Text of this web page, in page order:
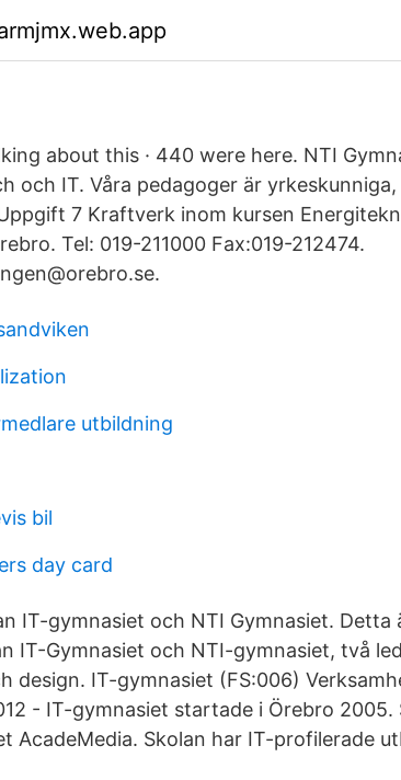
about this · 440 were here. NTI
och IT. Våra pedagoger är
7 Kraftverk inom kursen
Tel: 019-211000 Fax:019-212474.
utbildning
bil
day card
IT-gymnasiet och NTI Gymnasiet. Detta
IT-Gymnasiet och NTI-gymnasiet, två
design. IT-gymnasiet (FS:006)
- IT-gymnasiet startade i Örebro 2005.
AcadeMedia. Skolan har IT-profilerade